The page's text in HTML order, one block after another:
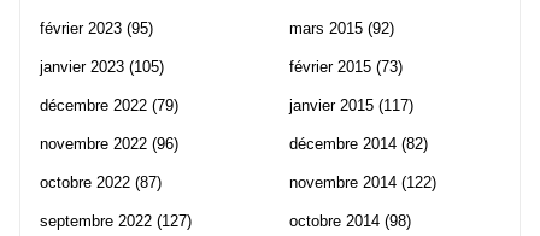
février 2023 (95)
janvier 2023 (105)
décembre 2022 (79)
novembre 2022 (96)
octobre 2022 (87)
septembre 2022 (127)
mars 2015 (92)
février 2015 (73)
janvier 2015 (117)
décembre 2014 (82)
novembre 2014 (122)
octobre 2014 (98)